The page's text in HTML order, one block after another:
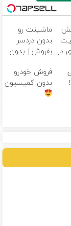
در
ماشینت رو
بدون دردسر
بفروش | بدون
فروش خودرو
بدون کمیسیون